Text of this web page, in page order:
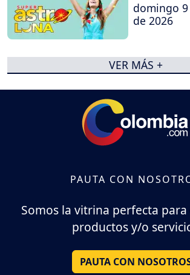
domingo
de 2026
VER MÁS +
PAUTA CON
Somos la vitrina perfecta
productos y/o
PAUTA CON